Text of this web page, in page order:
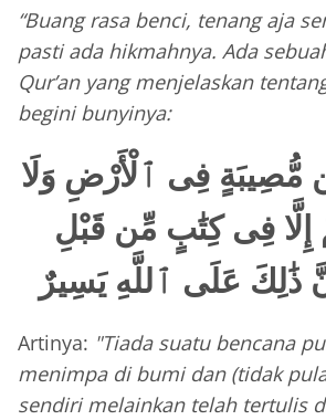
“Buang rasa benci, tenang aja
pasti ada hikmahnya. Ada
Qur’an yang menjelaskan
begini bunyinya:
مُّصِيبَةٍ فِى ٱلْأَرْضِ وَلَا
فِى كِتَٰبٍ مِّن قَبْلِ
ذَٰلِكَ عَلَى ٱللَّهِ يَسِيرٌ
Artinya: "Tiada suatu bencana
menimpa di bumi dan (tidak
sendiri melainkan telah tertulis